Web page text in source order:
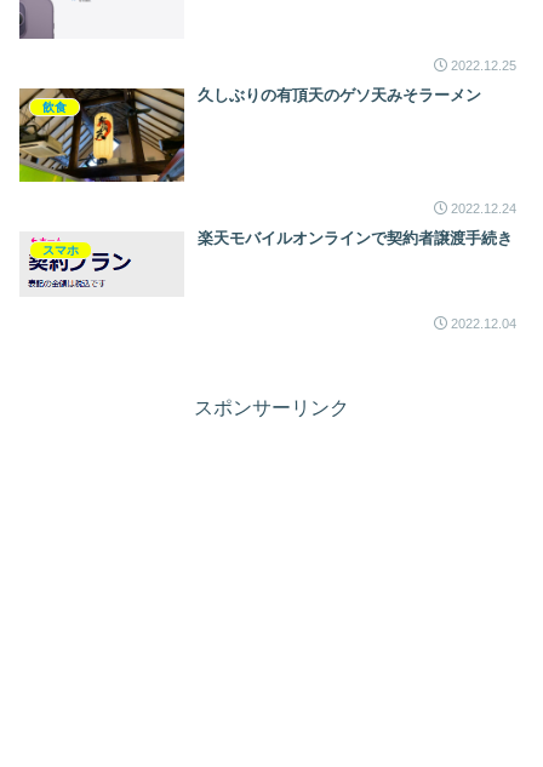
2022.12.25
飲食
久しぶりの有頂天のゲソ天みそラーメン
2022.12.24
スマホ
楽天モバイルオンラインで契約者譲渡手続き
2022.12.04
スポンサーリンク